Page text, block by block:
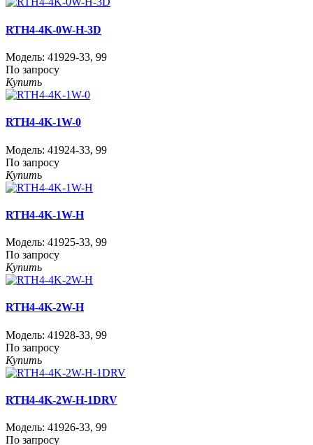
RTH4-4K-0W-H-3D
Модель: 41929-33, 99
По запросу
Купить
RTH4-4K-1W-0
Модель: 41924-33, 99
По запросу
Купить
RTH4-4K-1W-H
Модель: 41925-33, 99
По запросу
Купить
RTH4-4K-2W-H
Модель: 41928-33, 99
По запросу
Купить
RTH4-4K-2W-H-1DRV
Модель: 41926-33, 99
По запросу